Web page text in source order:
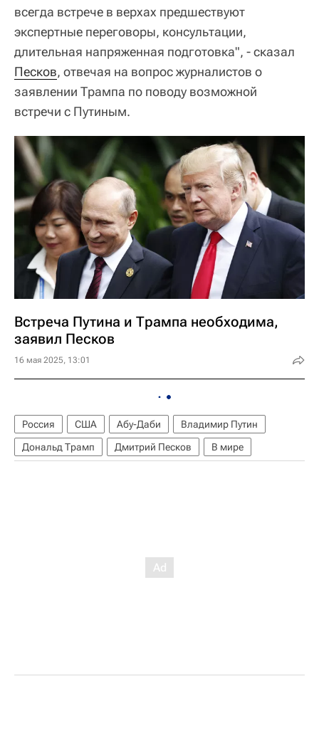
всегда встрече в верхах предшествуют
экспертные переговоры, консультации,
длительная напряженная подготовка", - сказал
Песков, отвечая на вопрос журналистов о
заявлении Трампа по поводу возможной
встречи с Путиным.
Встреча Путина и Трампа необходима,
заявил Песков
16 мая 2025, 13:01
Россия США Абу-Даби
Владимир Путин
Дональд Трамп
Дмитрий Песков В мире